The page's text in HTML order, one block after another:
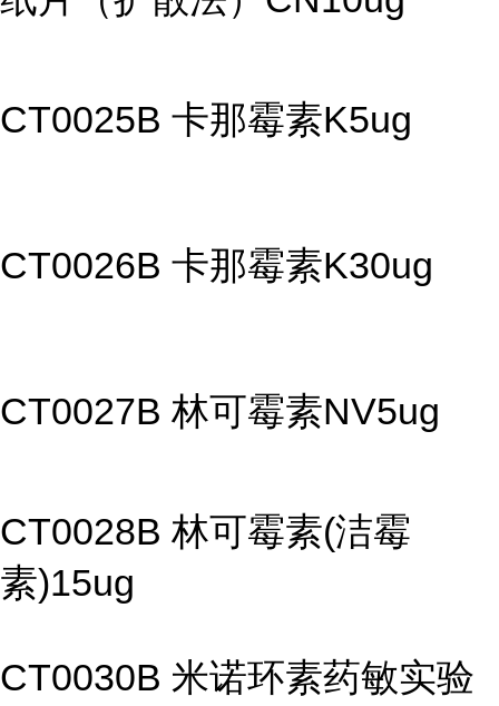
CT0025B 卡那霉素K5ug
CT0026B 卡那霉素K30ug
CT0027B 林可霉素NV5ug
CT0028B 林可霉素(洁霉
素)15ug
CT0030B 米诺环素药敏实验